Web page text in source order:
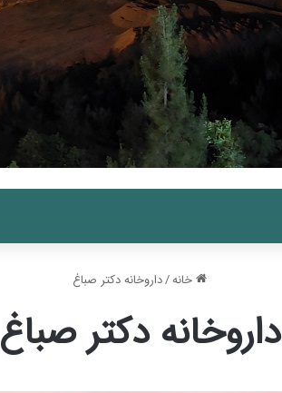
خانه/داروخانه دکتر صباغ
داروخانه دکتر صباغ